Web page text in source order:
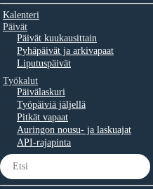
Kalenteri
Päivät
Päivät kuukausittain
Pyhäpäivät ja arkivapaat
Liputuspäivät
Työkalut
Päivälaskuri
Työpäiviä jäljellä
Pitkät vapaat
Auringon nousu- ja laskuajat
API-rajapinta